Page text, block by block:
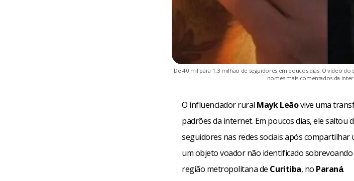
De 40 mil para 1,3 milhão de seguidores em poucos dias. O vídeo
nomes mais comentados da
O influenciador rural Mayk Leãovive uma
padrões da internet. Em poucos dias, ele saltou
seguidores nas redes sociais após
um objeto voador não identificado
região metropolitana de Curitiba, no Paraná.